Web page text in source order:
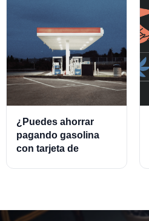
¿Puedes ahorrar
pagando gasolina
con tarjeta de